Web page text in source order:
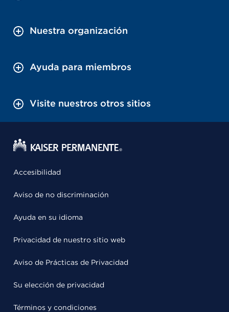
Nuestra organización
Ayuda para miembros
Visite nuestros otros sitios
Accesibilidad
Aviso de no discriminación
Ayuda en su idioma
Privacidad de nuestro sitio web
Aviso de Prácticas de Privacidad
Su elección de privacidad
Términos y condiciones